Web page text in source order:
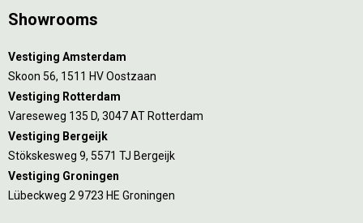
Showrooms
Vestiging Amsterdam
Skoon 56, 1511 HV Oostzaan
Vestiging Rotterdam
Vareseweg 135 D, 3047 AT Rotterdam
Vestiging Bergeijk
Stökskesweg 9, 5571 TJ Bergeijk
Vestiging Groningen
Lübeckweg 2 9723 HE Groningen